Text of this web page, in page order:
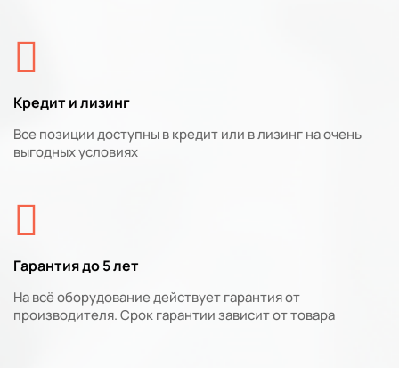
Кредит и лизинг
Все позиции доступны в кредит или в лизинг на очень
выгодных условиях
Гарантия до 5 лет
На всё оборудование действует гарантия от
производителя. Срок гарантии зависит от товара